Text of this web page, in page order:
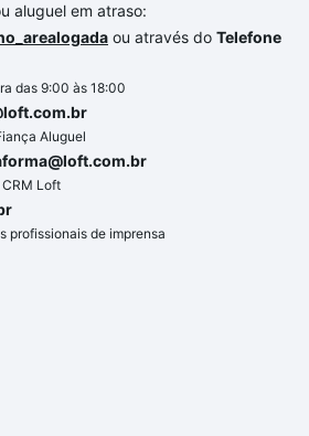
aluguel em atraso:
ou através do Telefone
das 9:00 às 18:00
Aluguel
Loft
profissionais de imprensa